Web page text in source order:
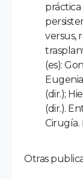
versus,
(es):
(dir.);
(dir.).
Cirugía.
Otras